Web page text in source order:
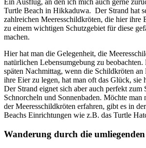
Ein Ausflug, an den ich mich auch gerne
Turtle Beach in Hikkaduwa. Der Strand hat
zahlreichen Meeresschildkröten, die hier ihre
zu einem wichtigen Schutzgebiet für diese
machen.
Hier hat man die Gelegenheit, die
natürlichen Lebensumgebung zu beobachten.
späten Nachmittag, wenn die Schildkröten
ihre Eier zu legen, hat man oft das Glück, sie
Der Strand eignet sich aber auch perfekt zum
Schnorcheln und Sonnenbaden. Möchte man
der Meeresschildkröten erfahren, gibt es in
Beachs Einrichtungen wie z.B. das Turtle
Wanderung durch die